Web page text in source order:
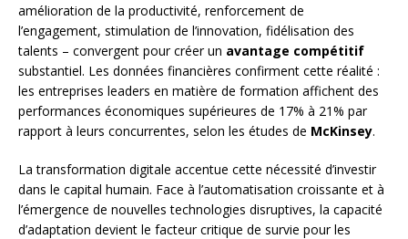
amélioration de la productivité, renforcement de
l’engagement, stimulation de l’innovation, fidélisation des
talents – convergent pour créer un avantage compétitif
substantiel. Les données financières confirment cette réalité :
les entreprises leaders en matière de formation affichent des
performances économiques supérieures de 17% à 21% par
rapport à leurs concurrentes, selon les études de McKinsey.
La transformation digitale accentue cette nécessité d’investir
dans le capital humain. Face à l’automatisation croissante et à
l’émergence de nouvelles technologies disruptives, la capacité
d’adaptation devient le facteur critique de survie pour les